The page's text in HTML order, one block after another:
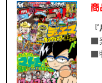
■
■